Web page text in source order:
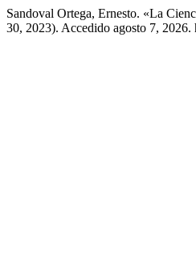
Sandoval Ortega, Ernesto. «La
30, 2023). Accedido agosto 7,